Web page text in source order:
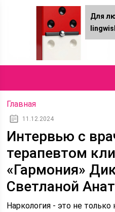
Главная
11.12.2024
Интервью с
терапевтом
«Гармония»
Светланой
Наркология - это не только
Для